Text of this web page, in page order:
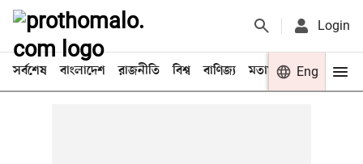
Login
সর্বশেষ বাংলাদেশ রাজনীতি বিশ্ব বাণিজ্য মতামত খেলা
Eng